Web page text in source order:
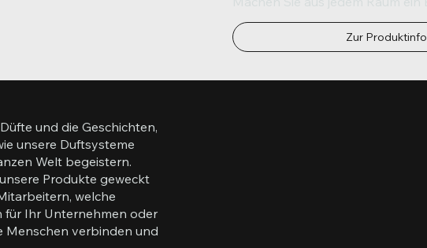
Zur Produktinfo
und die Geschichten,
unsere Duftsysteme
Welt begeistern.
Produkte geweckt
welche
für Ihr Unternehmen oder
Menschen verbinden und